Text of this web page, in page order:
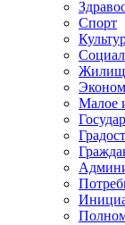
Спорт
Малое